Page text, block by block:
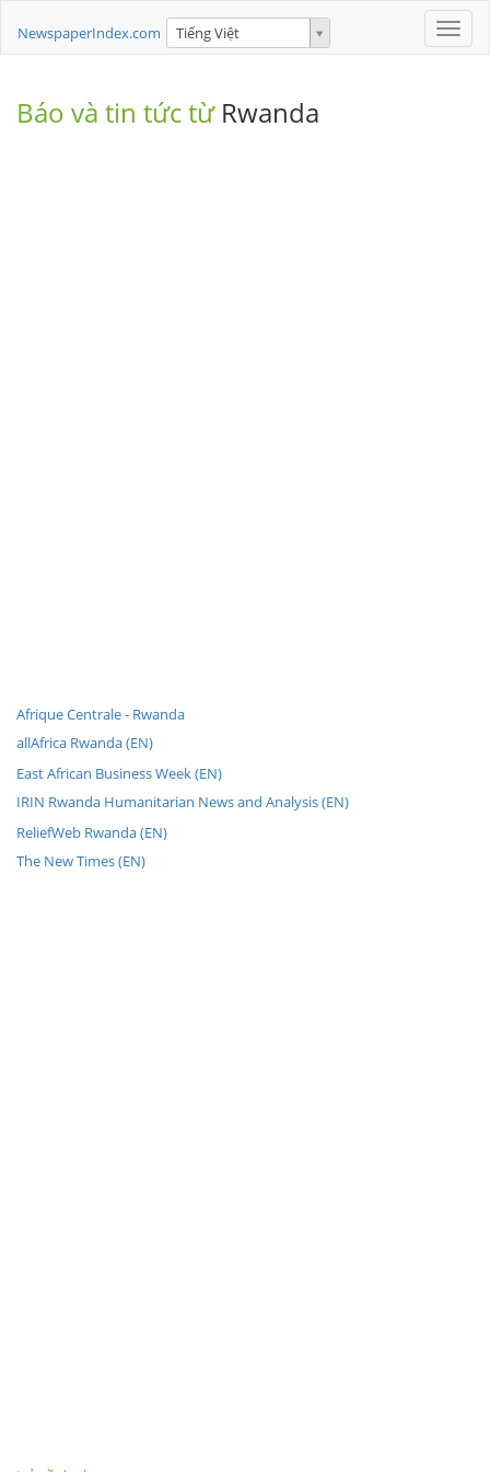
Toggle
NewspaperIndex.com Tiếng Việt
Báo và tin tức từ Rwanda
Afrique Centrale - Rwanda
allAfrica Rwanda (EN)
East African Business Week (EN)
IRIN Rwanda Humanitarian News and Analysis (EN)
ReliefWeb Rwanda (EN)
The New Times (EN)